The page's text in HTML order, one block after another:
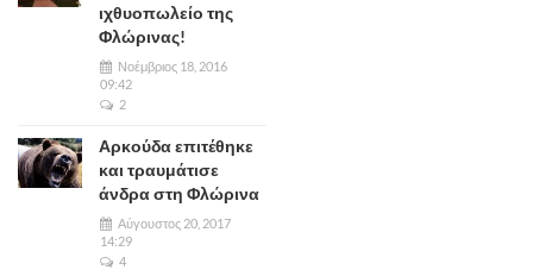
ιχθυοπωλείο της
Φλώρινας!
Νοέμβριος 18, 2016
09:42
2
Αρκούδα επιτέθηκε
και τραυμάτισε
άνδρα στη Φλώρινα
Αύγουστος 20, 2017
14:29
4